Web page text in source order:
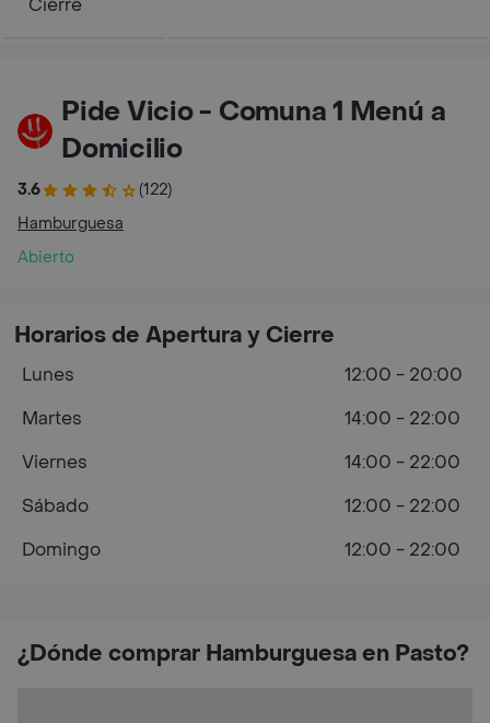
Cierre
Pide Vicio - Comuna 1 Menú a
Domicilio
3.6
(122)
Hamburguesa
Abierto
¿Dónde comprar Hamburguesa en Pasto?
Horarios de Apertura y Cierre
Lunes
12:00 - 20:00
Martes
14:00 - 22:00
Viernes
14:00 - 22:00
Sábado
12:00 - 22:00
Domingo
12:00 - 22:00